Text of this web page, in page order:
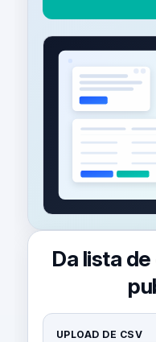
Da lista
UPLOAD DE CSV